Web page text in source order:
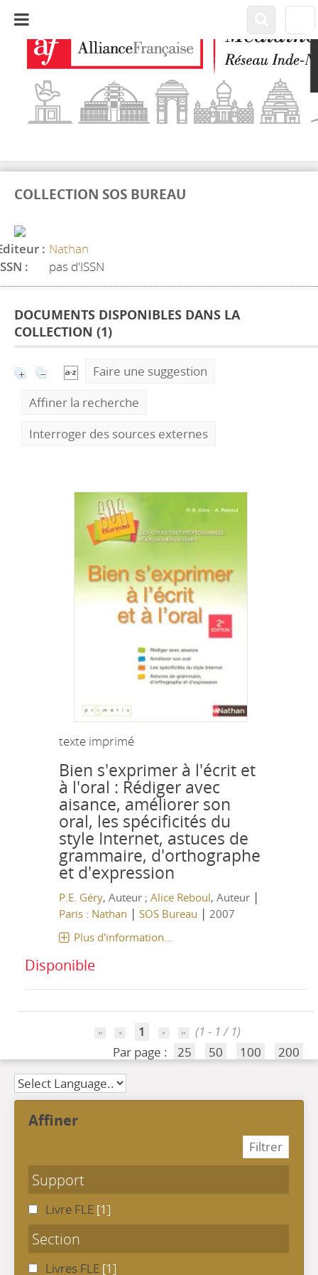
COLLECTION SOS BUREAU
: Nathan
:
pas d'ISSN
DOCUMENTS DISPONIBLES DANS LA
COLLECTION (1)
Faire une suggestion
Affiner la recherche
Interroger des sources externes
texte imprimé
Bien s'exprimer à l'écrit et
à l'oral : Rédiger avec
aisance, améliorer son
oral, les spécificités du
style Internet, astuces de
grammaire, d'orthographe
et d'expression
P.E. Géry, Auteur ; Alice Reboul, Auteur |
Paris : Nathan | SOS Bureau | 2007
Plus d'information...
Disponible
1
(1 - 1 / 1)
Par page :
25 50 100 200
affiner
Support
Livre FLE [1]
Section
Livres FLE [1]